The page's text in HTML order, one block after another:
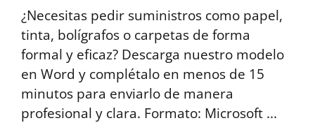
¿Necesitas pedir suministros como papel,
tinta, bolígrafos o carpetas de forma
formal y eficaz? Descarga nuestro modelo
en Word y complétalo en menos de 15
minutos para enviarlo de manera
profesional y clara. Formato: Microsoft ...